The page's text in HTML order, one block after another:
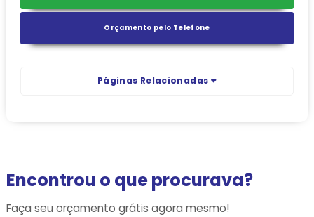
Orçamento pelo Telefone
Páginas Relacionadas
Encontrou o que procurava?
Faça seu orçamento grátis agora mesmo!